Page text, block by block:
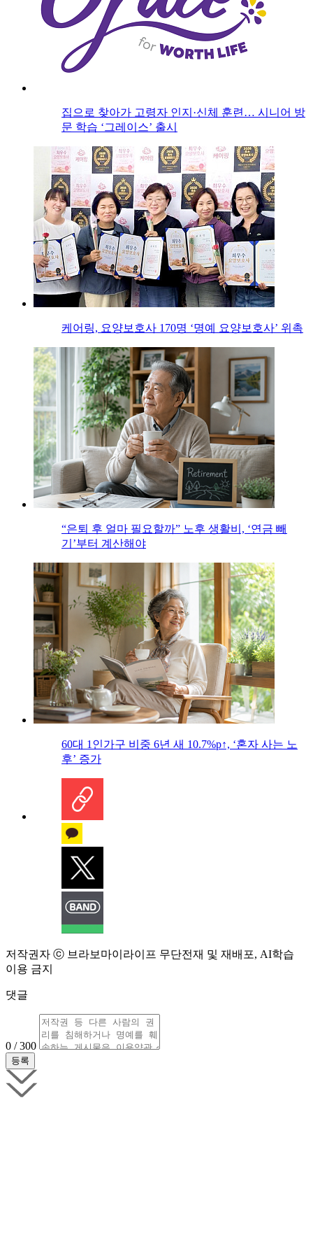
집으로 찾아가 고령자 인지·신체 훈련… 시니어 방
문 학습 ‘그레이스’ 출시
케어링, 요양보호사 170명 ‘명예 요양보호사’ 위촉
“은퇴 후 얼마 필요할까” 노후 생활비, ‘연금 빼
기’부터 계산해야
60대 1인가구 비중 6년 새 10.7%p↑, ‘혼자 사는 노
후’ 증가
저작권자 ⓒ 브라보마이라이프 무단전재 및 재배포, AI학습
이용 금지
댓글
0 / 300